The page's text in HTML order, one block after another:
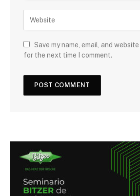
Save my name, email, and
for the next time I comment.